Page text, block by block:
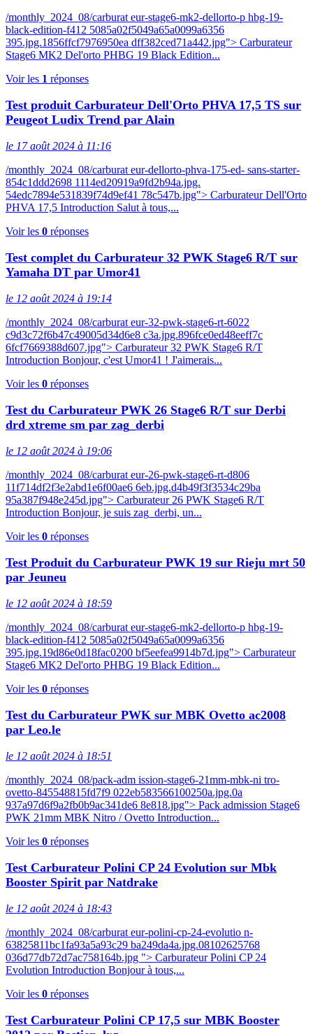
/monthly_2024_08/carburat eur-stage6-mk2-dellorto-p hbg-19-
black-edition-f412 5085a02f5049a65a0099a6356
395.jpg.1856ffcf7976950ea dff382ced71a442.jpg"> Carburateur
Stage6 MK2 Del'orto PHBG 19 Black Edition...
Voir les 1 réponses
Test produit Carburateur Dell'Orto PHVA 17,5 TS sur
Peugeot Ludix Trend par Alain
le 17 août 2024 à 11:16
/monthly_2024_08/carburat eur-dellorto-phva-175-ed- sans-starter-
854c1ddd2698 1114ed20919a9fd2b94a.jpg.
54edc7894e531839f74d9ef41 78c547b.jpg"> Carburateur Dell'Orto
PHVA 17,5 Introduction Salut à tous,...
Voir les 0 réponses
Test complet du Carburateur 32 PWK Stage6 R/T sur
Yamaha DT par Umor41
le 12 août 2024 à 19:14
/monthly_2024_08/carburat eur-32-pwk-stage6-rt-6022
c9d3c72f6b47c49005d34d6e8 c3a.jpg.896fce0ed48eeff7c
6fcf7669388d607.jpg"> Carburateur 32 PWK Stage6 R/T
Introduction Bonjour, c'est Umor41 ! J'aimerais...
Voir les 0 réponses
Test du Carburateur PWK 26 Stage6 R/T sur Derbi
drd xtreme sm par zag_derbi
le 12 août 2024 à 19:06
/monthly_2024_08/carburat eur-26-pwk-stage6-rt-d806
11f714df2f3e2abd1e6f00ae6 6eb.jpg.d4b49f3f3534c29ba
95a387f948e245d.jpg"> Carburateur 26 PWK Stage6 R/T
Introduction Bonjour, je suis zag_derbi, un...
Voir les 0 réponses
Test Produit du Carburateur PWK 19 sur Rieju mrt 50
par Jeuneu
le 12 août 2024 à 18:59
/monthly_2024_08/carburat eur-stage6-mk2-dellorto-p hbg-19-
black-edition-f412 5085a02f5049a65a0099a6356
395.jpg.19d86e0d18fac0200 bf5eefea9914b7d.jpg"> Carburateur
Stage6 MK2 Del'orto PHBG 19 Black Edition...
Voir les 0 réponses
Test du Carburateur PWK sur MBK Ovetto ac2008
par Leo.le
le 12 août 2024 à 18:51
/monthly_2024_08/pack-adm ission-stage6-21mm-mbk-ni tro-
ovetto-845548815fd7f9 022eb583566100250a.jpg.0a
937a97d6f9a2fb0b9ac341de6 8e818.jpg"> Pack admission Stage6
PWK 21mm MBK Nitro / Ovetto Introduction...
Voir les 0 réponses
Test Carburateur Polini CP 24 Evolution sur Mbk
Booster Spirit par Natdrake
le 12 août 2024 à 18:43
/monthly_2024_08/carburat eur-polini-cp-24-evolutio n-
63825811bc1fa93a5a93c29 ba249da4a.jpg.08102625768
036d77db72d7ac758164b.jpg "> Carburateur Polini CP 24
Evolution Introduction Bonjour à tous,...
Voir les 0 réponses
Test Carburateur Polini CP 17,5 sur MBK Booster